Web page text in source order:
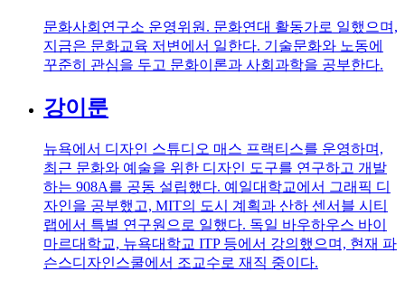
문화사회연구소 운영위원. 문화연대 활동가로 일했으며,
지금은 문화교육 저변에서 일한다. 기술문화와 노동에
꾸준히 관심을 두고 문화이론과 사회과학을 공부한다.
강이룬
뉴욕에서 디자인 스튜디오 매스 프랙티스를 운영하며,
최근 문화와 예술을 위한 디자인 도구를 연구하고 개발
하는 908A를 공동 설립했다. 예일대학교에서 그래픽 디
자인을 공부했고, MIT의 도시 계획과 산하 센서블 시티
랩에서 특별 연구원으로 일했다. 독일 바우하우스 바이
마르대학교, 뉴욕대학교 ITP 등에서 강의했으며, 현재 파
슨스디자인스쿨에서 조교수로 재직 중이다.